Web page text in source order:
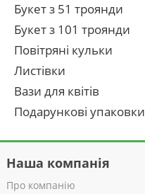
Букет з 51 троянди
Букет з 101 троянди
Повітряні кульки
Листівки
Вази для квітів
Подарункові упаковки
Наша компанія
Про компанію